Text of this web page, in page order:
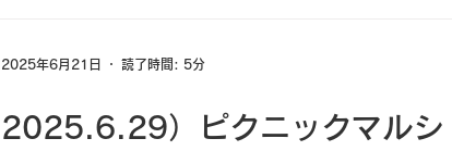
2025.6.29）ピクニックマルシ
2025年6月21日 読了時間: 5分